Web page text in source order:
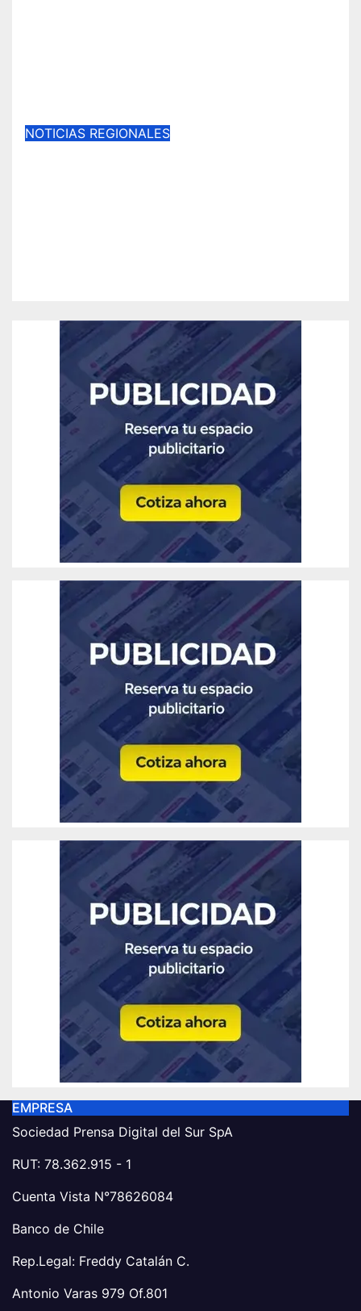
NOTICIAS REGIONALES
EMPRESA
Sociedad Prensa Digital del Sur SpA
RUT: 78.362.915 - 1
Cuenta Vista N°78626084
Banco de Chile
Rep.Legal: Freddy Catalán C.
Antonio Varas 979 Of.801